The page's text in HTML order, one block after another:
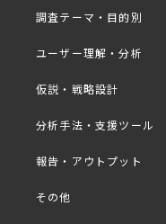
■プログラム概要抜粋
・そもそもペルソナ
・ペルソナとターゲ
調査テーマ・目的別
ユーザー理解・分析
仮説・戦略設計
分析手法・支援ツール
報告・アウトプット
その他